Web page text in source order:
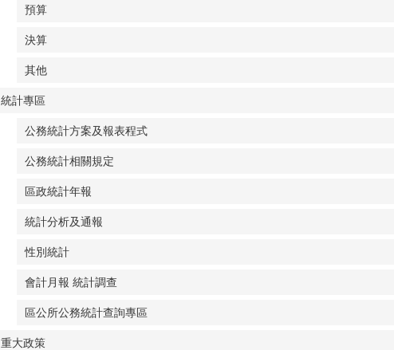
預算
決算
其他
統計專區
公務統計方案及報表程式
公務統計相關規定
區政統計年報
統計分析及通報
性別統計
會計月報 統計調查
區公所公務統計查詢專區
重大政策